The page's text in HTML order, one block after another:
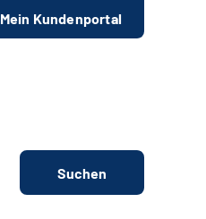
Mein Kundenportal
Suchen